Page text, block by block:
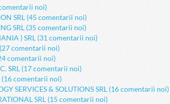
noi)
SRL (45 comentarii noi)
SRL (35 comentarii noi)
) SRL (31 comentarii noi)
comentarii noi)
comentarii noi)
SRL (17 comentarii noi)
(16 comentarii noi)
SERVICES & SOLUTIONS SRL (16 comentarii noi)
SRL (15 comentarii noi)